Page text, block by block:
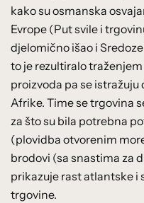
kako su osmanska
Evrope (Put svile i
djelomično išao i
to je rezultiralo
proizvoda pa se istražuju
Afrike. Time se trgovina
za što su bila potrebna
(plovidba otvorenim
brodovi (sa snastima za
prikazuje rast atlantske i
trgovine.